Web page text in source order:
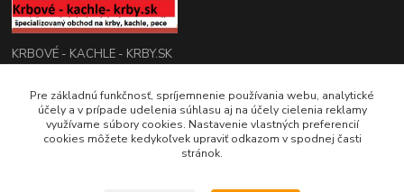
KRBOVÉ - KACHLE - KRBY.SK
0949 476 255
08:00 - 17.00
Pre základnú funkčnosť, spríjemnenie používania webu, analytické
účely a v prípade udelenia súhlasu aj na účely cielenia reklamy
využívame súbory cookies. Nastavenie vlastných preferencií
cookies môžete kedykoľvek upraviť odkazom v spodnej časti
stránok.